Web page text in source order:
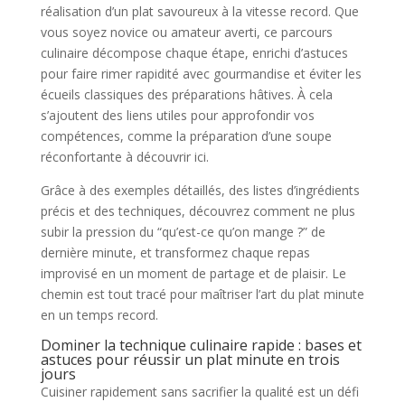
réalisation d’un plat savoureux à la vitesse record. Que
vous soyez novice ou amateur averti, ce parcours
culinaire décompose chaque étape, enrichi d’astuces
pour faire rimer rapidité avec gourmandise et éviter les
écueils classiques des préparations hâtives. À cela
s’ajoutent des liens utiles pour approfondir vos
compétences, comme la préparation d’une soupe
réconfortante à découvrir ici.
Grâce à des exemples détaillés, des listes d’ingrédients
précis et des techniques, découvrez comment ne plus
subir la pression du “qu’est-ce qu’on mange ?” de
dernière minute, et transformez chaque repas
improvisé en un moment de partage et de plaisir. Le
chemin est tout tracé pour maîtriser l’art du plat minute
en un temps record.
Dominer la technique culinaire rapide : bases et
astuces pour réussir un plat minute en trois
jours
Cuisiner rapidement sans sacrifier la qualité est un défi